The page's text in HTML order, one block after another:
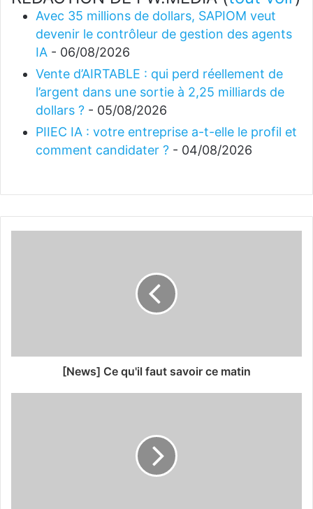
Avec 35 millions de dollars, SAPIOM veut
devenir le contrôleur de gestion des agents
IA - 06/08/2026
Vente d’AIRTABLE : qui perd réellement de
l’argent dans une sortie à 2,25 milliards de
dollars ? - 05/08/2026
PIIEC IA : votre entreprise a-t-elle le profil et
comment candidater ? - 04/08/2026
[News] Ce qu'il faut savoir ce matin